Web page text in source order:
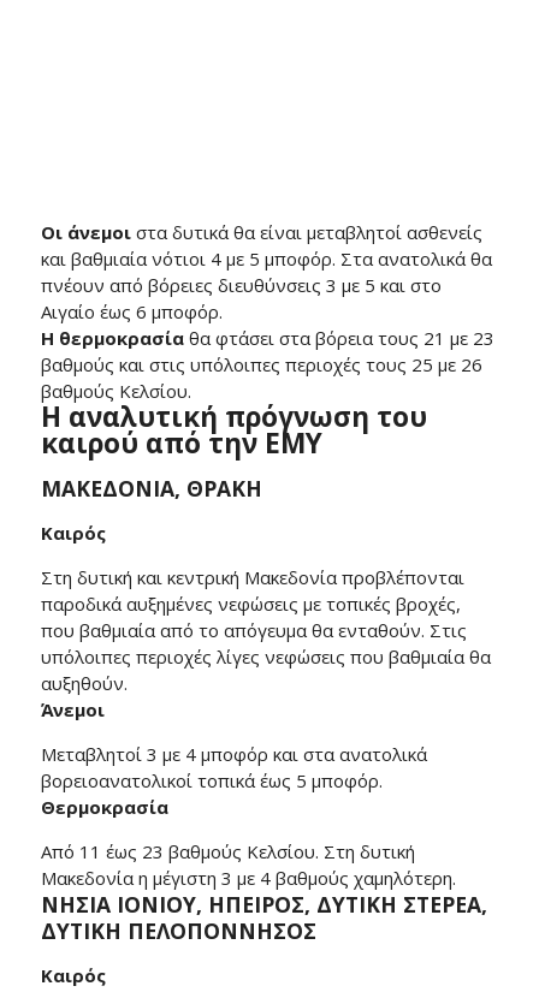
Οι άνεμοιστα δυτικά θα είναι μεταβλητοί ασθενείς
και βαθμιαία νότιοι 4 με 5 μποφόρ. Στα ανατολικά θα
πνέουν από βόρειες διευθύνσεις 3 με 5 και στο
Αιγαίο έως 6 μποφόρ.
Η θερμοκρασίαθα φτάσει στα βόρεια τους 21 με 23
βαθμούς και στις υπόλοιπες περιοχές τους 25 με 26
βαθμούς Κελσίου.
Η αναλυτική πρόγνωση του
καιρού από την ΕΜΥ
ΜΑΚΕΔΟΝΙΑ, ΘΡΑΚΗ
Καιρός
Στη δυτική και κεντρική Μακεδονία προβλέπονται
παροδικά αυξημένες νεφώσεις με τοπικές βροχές,
που βαθμιαία από το απόγευμα θα ενταθούν. Στις
υπόλοιπες περιοχές λίγες νεφώσεις που βαθμιαία θα
αυξηθούν.
Άνεμοι
Μεταβλητοί 3 με 4 μποφόρ και στα ανατολικά
βορειοανατολικοί τοπικά έως 5 μποφόρ.
Θερμοκρασία
Από 11 έως 23 βαθμούς Κελσίου. Στη δυτική
Μακεδονία η μέγιστη 3 με 4 βαθμούς χαμηλότερη.
ΝΗΣΙΑ ΙΟΝΙΟΥ, ΗΠΕΙΡΟΣ, ΔΥΤΙΚΗ ΣΤΕΡΕΑ,
ΔΥΤΙΚΗ ΠΕΛΟΠΟΝΝΗΣΟΣ
Καιρός